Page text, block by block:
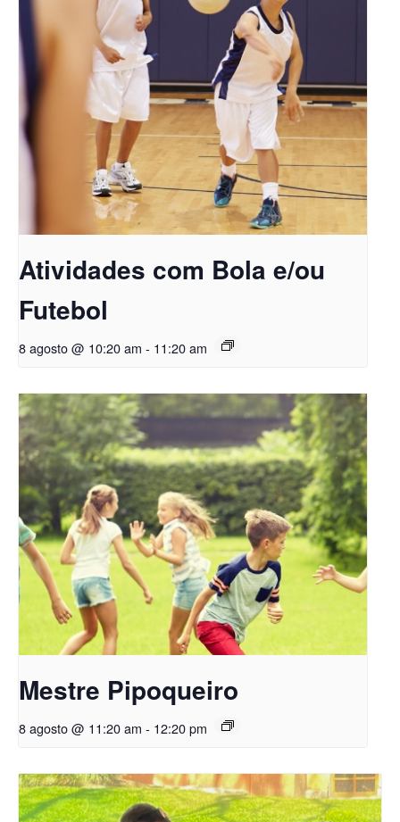
Atividades com Bola e/ou
Futebol
8 agosto @ 10:20 am - 11:20 am
Mestre Pipoqueiro
8 agosto @ 11:20 am - 12:20 pm